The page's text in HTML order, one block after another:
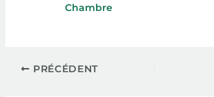
Chambre
PRÉCÉDENT